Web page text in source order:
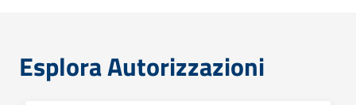
Esplora Autorizzazioni